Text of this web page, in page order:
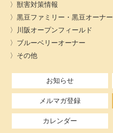
獣害対策情報
黒豆ファミリー・黒豆オーナー
川阪オープンフィールド
ブルーベリーオーナー
その他
お知らせ
メルマガ登録
カレンダー